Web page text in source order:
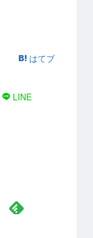
はてブ
LINE